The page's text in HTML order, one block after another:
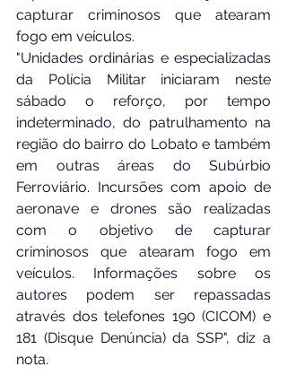
capturar criminosos que atearam
fogo em veículos.
"Unidades ordinárias e especializadas
da Polícia Militar iniciaram neste
sábado o reforço, por tempo
indeterminado, do patrulhamento na
região do bairro do Lobato e também
em outras áreas do Subúrbio
Ferroviário. Incursões com apoio de
aeronave e drones são realizadas
com o objetivo de capturar
criminosos que atearam fogo em
veículos. Informações sobre os
autores podem ser repassadas
através dos telefones 190 (CICOM) e
181 (Disque Denúncia) da SSP", diz a
nota.